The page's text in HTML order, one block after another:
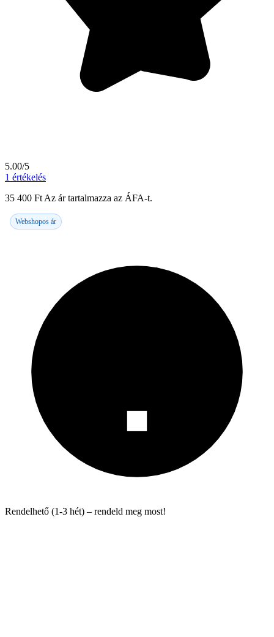
5.00/5
1 értékelés
35 400 Ft Az ár tartalmazza az ÁFA-t.
Webshopos ár
Rendelhető (1-3 hét) – rendeld meg most!